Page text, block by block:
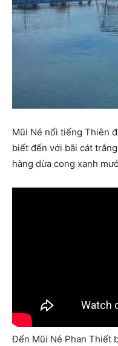
Mũi Né nổi tiếng Thiên
biết đến với bãi cát
hàng dừa cong xanh
Đến Mũi Né Phan Thiết